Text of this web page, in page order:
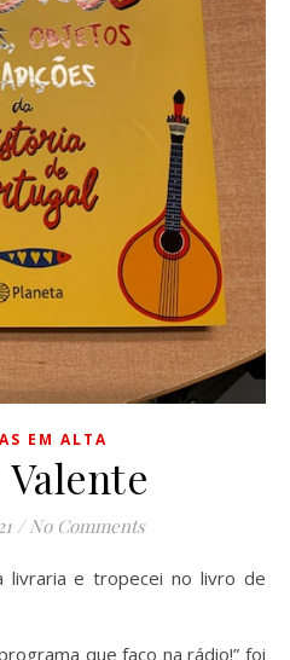
EM ALTA
Valente
/ No Comments
livraria e tropecei no livro de
que faço na rádio!” foi